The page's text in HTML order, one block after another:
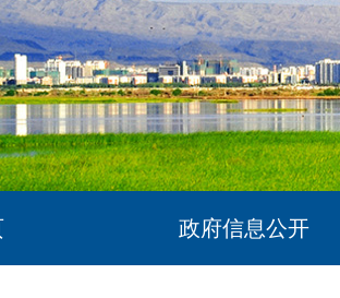
政府信息公开